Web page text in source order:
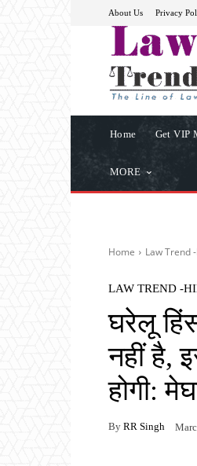
About Us Privacy
Home Get VIP
MORE
Home Law Trend
LAW TREND -
घरेलू
नहीं है,
होगी:
By RR Singh